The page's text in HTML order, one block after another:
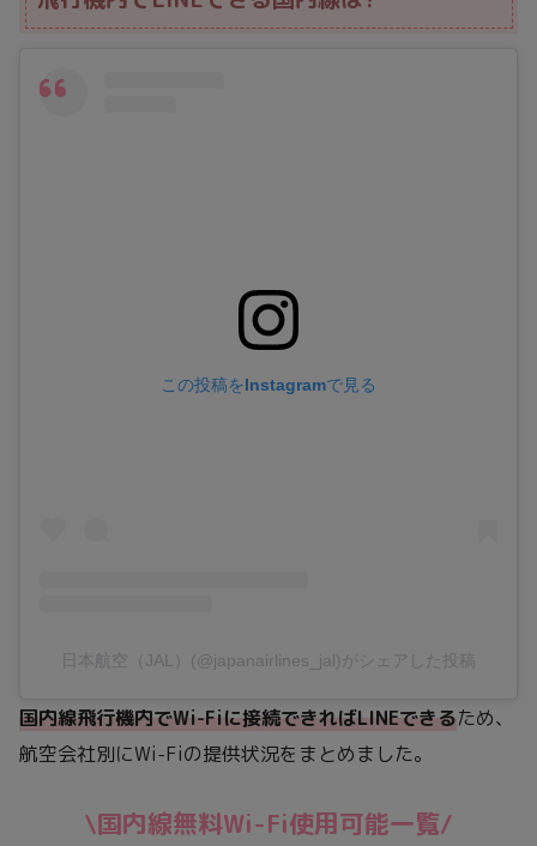
この投稿をInstagramで見る
日本航空（JAL）(@japanairlines_jal)がシェアした投稿
国内線飛行機内でWi-Fiに接続できればLINEできるため、
航空会社別にWi-Fiの提供状況をまとめました。
\国内線無料Wi-Fi使用可能一覧/